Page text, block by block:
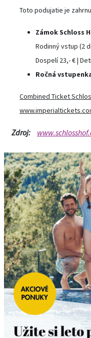
Toto podujatie je
Zámok Schloss
Rodinný vstup (2
Dospelí 23,- € |
Ročná
Combined Ticket
Zdroj: